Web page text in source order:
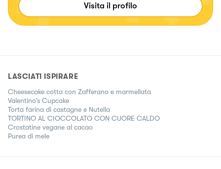
Visita il profilo
LASCIATI ISPIRARE
Cheesecake cotta con Zafferano e marmellata
Valentino’s Cupcake
Torta farina di castagne e Nutella
TORTINO AL CIOCCOLATO CON CUORE CALDO
Crostatine vegane al cacao
Purea di mele